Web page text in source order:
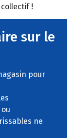
!
sur le
pour
ne